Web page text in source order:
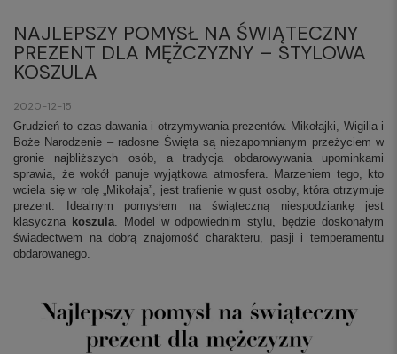
NAJLEPSZY POMYSŁ NA ŚWIĄTECZNY
PREZENT DLA MĘŻCZYZNY – STYLOWA
KOSZULA
2020-12-15
Grudzień to czas dawania i otrzymywania prezentów. Mikołajki, Wigilia i
Boże Narodzenie – radosne Święta są niezapomnianym przeżyciem w
gronie najbliższych osób, a tradycja obdarowywania upominkami
sprawia, że wokół panuje wyjątkowa atmosfera. Marzeniem tego, kto
wciela się w rolę „Mikołaja”, jest trafienie w gust osoby, która otrzymuje
prezent. Idealnym pomysłem na świąteczną niespodziankę jest
klasyczna koszula. Model w odpowiednim stylu, będzie doskonałym
świadectwem na dobrą znajomość charakteru, pasji i temperamentu
obdarowanego.